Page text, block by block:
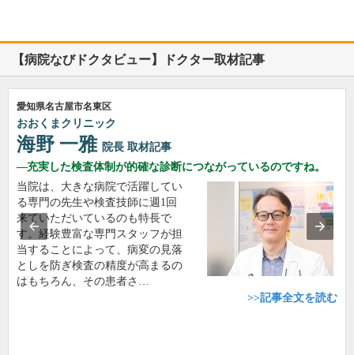
【病院なびドクタビュー】ドクター取材記事
愛知県名古屋市名東区
おおくまクリニック
海野 一雅 院長 取材記事
充実した検査体制が的確な診断につながっているのですね。
当院は、大きな病院で活躍してい
る専門の先生や検査技師に週1回
来ていただいているのも特長で
す。経験豊富な専門スタッフが担
当することによって、病変の見落
としを防ぎ検査の精度が高まるの
はもちろん、その患者さ…
>>記事全文を読む